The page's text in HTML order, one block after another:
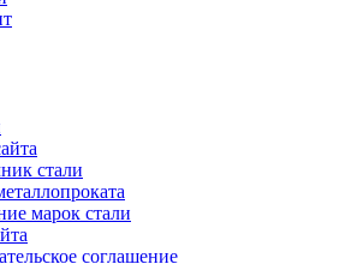
стали
марок стали
соглашение